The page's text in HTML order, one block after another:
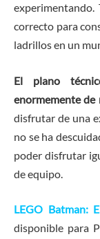
experimentando.
correcto para
ladrillos en un
El plano
enormemente de
disfrutar de una
no se ha
poder disfrutar
de equipo.
LEGO Batman:
disponible para